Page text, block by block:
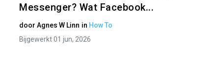
Messenger? Wat Facebook...
door Agnes W Linn in How To
Bijgewerkt 01 jun, 2026